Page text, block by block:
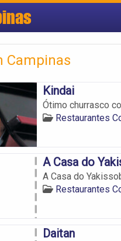
Campinas
Kindai
Ótimo churrasco
Restaurantes
A Casa do
A Casa do
Restaurantes
Daitan